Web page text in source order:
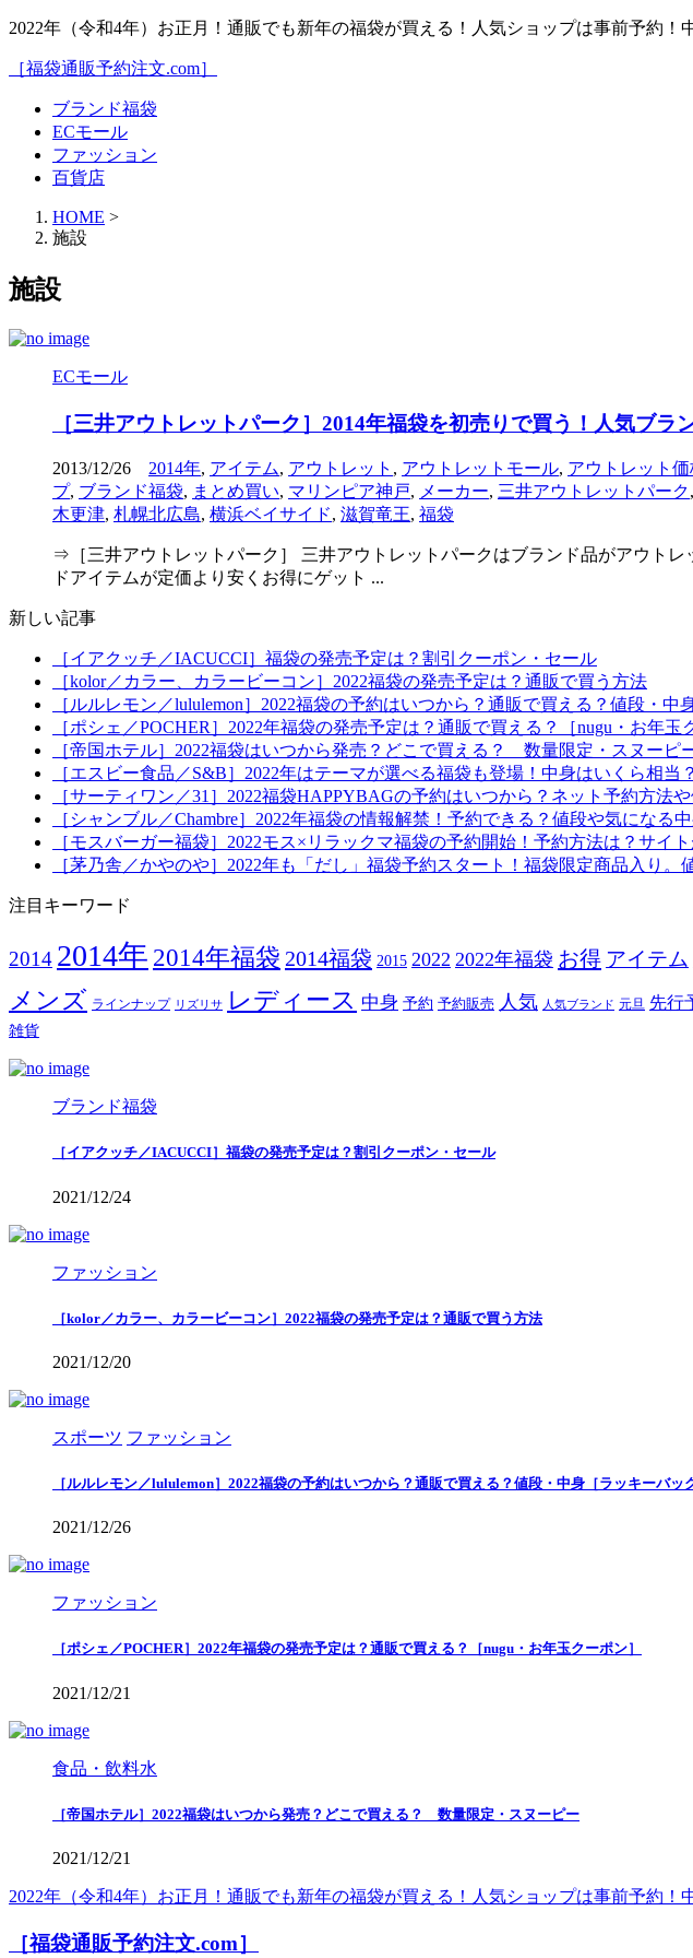
2022年（令和4年）お正月！通販でも新年の福袋が買える！人気ショップは事前予約！
［福袋通販予約注文.com］
ブランド福袋
ECモール
ファッション
百貨店
HOME >
施設
施設
ECモール
［三井アウトレットパーク］2014年福袋を初売りで買う！人気ブラ
2013/12/26 2014年, アイテム, アウトレット , アウトレットモール, アウトレット価
プ, ブランド福袋, まとめ買い, マリンピア神戸, メーカー, 三井アウトレットパーク,
木更津, 札幌北広島, 横浜ベイサイド, 滋賀竜王, 福袋
⇒［三井アウトレットパーク］ 三井アウトレットパークはブランド品がアウト
ドアイテムが定価より安くお得にゲット ...
新しい記事
［イアクッチ／IACUCCI］福袋の発売予定は？割引クーポン・セール
［kolor／カラー、カラービーコン］2022福袋の発売予定は？通販で買う方法
［ルルレモン／lululemon］2022福袋の予約はいつから？通販で買える？値段・中
［ポシェ／POCHER］2022年福袋の発売予定は？通販で買える？［nugu・お年玉
［帝国ホテル］2022福袋はいつから発売？どこで買える？ 数量限定・スヌーピ
［エスビー食品／S&B］2022年はテーマが選べる福袋も登場！中身はいくら相
［サーティワン／31］2022福袋HAPPYBAGの予約はいつから？ネット予約方法
［シャンブル／Chambre］2022年福袋の情報解禁！予約できる？値段や気になる
［モスバーガー福袋］2022モス×リラックマ福袋の予約開始！予約方法は？サイ
［茅乃舎／かやのや］2022年も「だし」福袋予約スタート！福袋限定商品入り。
注目キーワード
2014 2014年 2014年福袋 2014福袋 2015 2022 2022年福袋 お得 アイテム
メンズ ラインナップ リズリサ レディース 中身 予約 予約販売 人気 人気ブランド 元旦 先行
雑貨
ブランド福袋
［イアクッチ／IACUCCI］福袋の発売予定は？割引クーポン・セール
2021/12/24
ファッション
［kolor／カラー、カラービーコン］2022福袋の発売予定は？通販で買う方法
2021/12/20
スポーツ ファッション
［ルルレモン／lululemon］2022福袋の予約はいつから？通販で買える？値段・中身［ラッキーバッ
2021/12/26
ファッション
［ポシェ／POCHER］2022年福袋の発売予定は？通販で買える？［nugu・お年玉クーポン］
2021/12/21
食品・飲料水
［帝国ホテル］2022福袋はいつから発売？どこで買える？ 数量限定・スヌーピー
2021/12/21
2022年（令和4年）お正月！通販でも新年の福袋が買える！人気ショップは事前予約！
［福袋通販予約注文.com］